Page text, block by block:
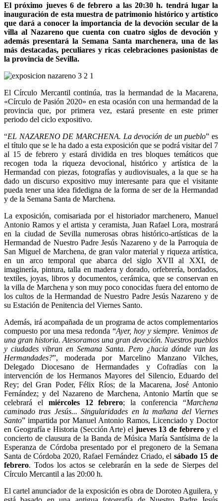
El próximo jueves 6 de febrero a las 20:30 h. tendrá lugar la
inauguración de esta muestra de patrimonio histórico y artístico
que dará a conocer la importancia de la devoción secular de la
villa al Nazareno que cuenta con cuatro siglos de devoción y
además presentará la Semana Santa marchenera, una de las
más destacadas, peculiares y ricas celebraciones pasionistas de
la provincia de Sevilla.
El Círculo Mercantil continúa, tras la hermandad de la Macarena,
«Círculo de Pasión 2020» en esta ocasión con una hermandad de la
provincia que, por primera vez, estará presente en este primer
periodo del ciclo expositivo.
“EL NAZARENO DE MARCHENA. La devoción de un pueblo” es
el título que se le ha dado a esta exposición que se podrá visitar del 7
al 15 de febrero y estará dividida en tres bloques temáticos que
recogen toda la riqueza devocional, histórico y artística de la
Hermandad con piezas, fotografías y audiovisuales, a la que se ha
dado un discurso expositivo muy interesante para que el visitante
pueda tener una idea fidedigna de la forma de ser de la Hermandad
y de la Semana Santa de Marchena.
La exposición, comisariada por el historiador marchenero, Manuel
Antonio Ramos y el artista y ceramista, Juan Rafael Lora, mostrará
en la ciudad de Sevilla numerosas obras histórico-artísticas de la
Hermandad de Nuestro Padre Jesús Nazareno y de la Parroquia de
San Miguel de Marchena, de gran valor material y riqueza artística,
en un arco temporal que abarca del siglo XVII al XXI, de
imaginería, pintura, talla en madera y dorado, orfebrería, bordados,
textiles, joyas, libros y documentos, cerámica, que se conservan en
la villa de Marchena y son muy poco conocidas fuera del entorno de
los cultos de la Hermandad de Nuestro Padre Jesús Nazareno y de
su Estación de Penitencia del Viernes Santo.
Además, irá acompañada de un programa de actos complementarios
compuesto por una mesa redonda “Ayer, hoy y siempre. Venimos de
una gran historia. Atesoramos una gran devoción. Nuestros pueblos
y ciudades vibran en Semana Santa. Pero ¿hacia dónde van las
Hermandades?”, moderada por Marcelino Manzano Vilches,
Delegado Diocesano de Hermandades y Cofradías con la
intervención de los Hermanos Mayores del Silencio, Eduardo del
Rey; del Gran Poder, Félix Ríos; de la Macarena, José Antonio
Fernández; y del Nazareno de Marchena, Antonio Martín que se
celebrará el miércoles 12 febrero; la conferencia “Marchena
caminado tras Jesús... Singularidades en la mañana del Viernes
Santo” impartida por Manuel Antonio Ramos, Licenciado y Doctor
en Geografía e Historia (Sección Arte) el jueves 13 de febreroy el
concierto de clausura de la Banda de Música María Santísima de la
Esperanza de Córdoba presentado por el pregonero de la Semana
Santa de Córdoba 2020, Rafael Fernández Criado, el sábado 15 de
febrero. Todos los actos se celebrarán en la sede de Sierpes del
Círculo Mercantil a las 20:00 h.
El cartel anunciador de la exposición es obra de Doroteo Aguilera, y